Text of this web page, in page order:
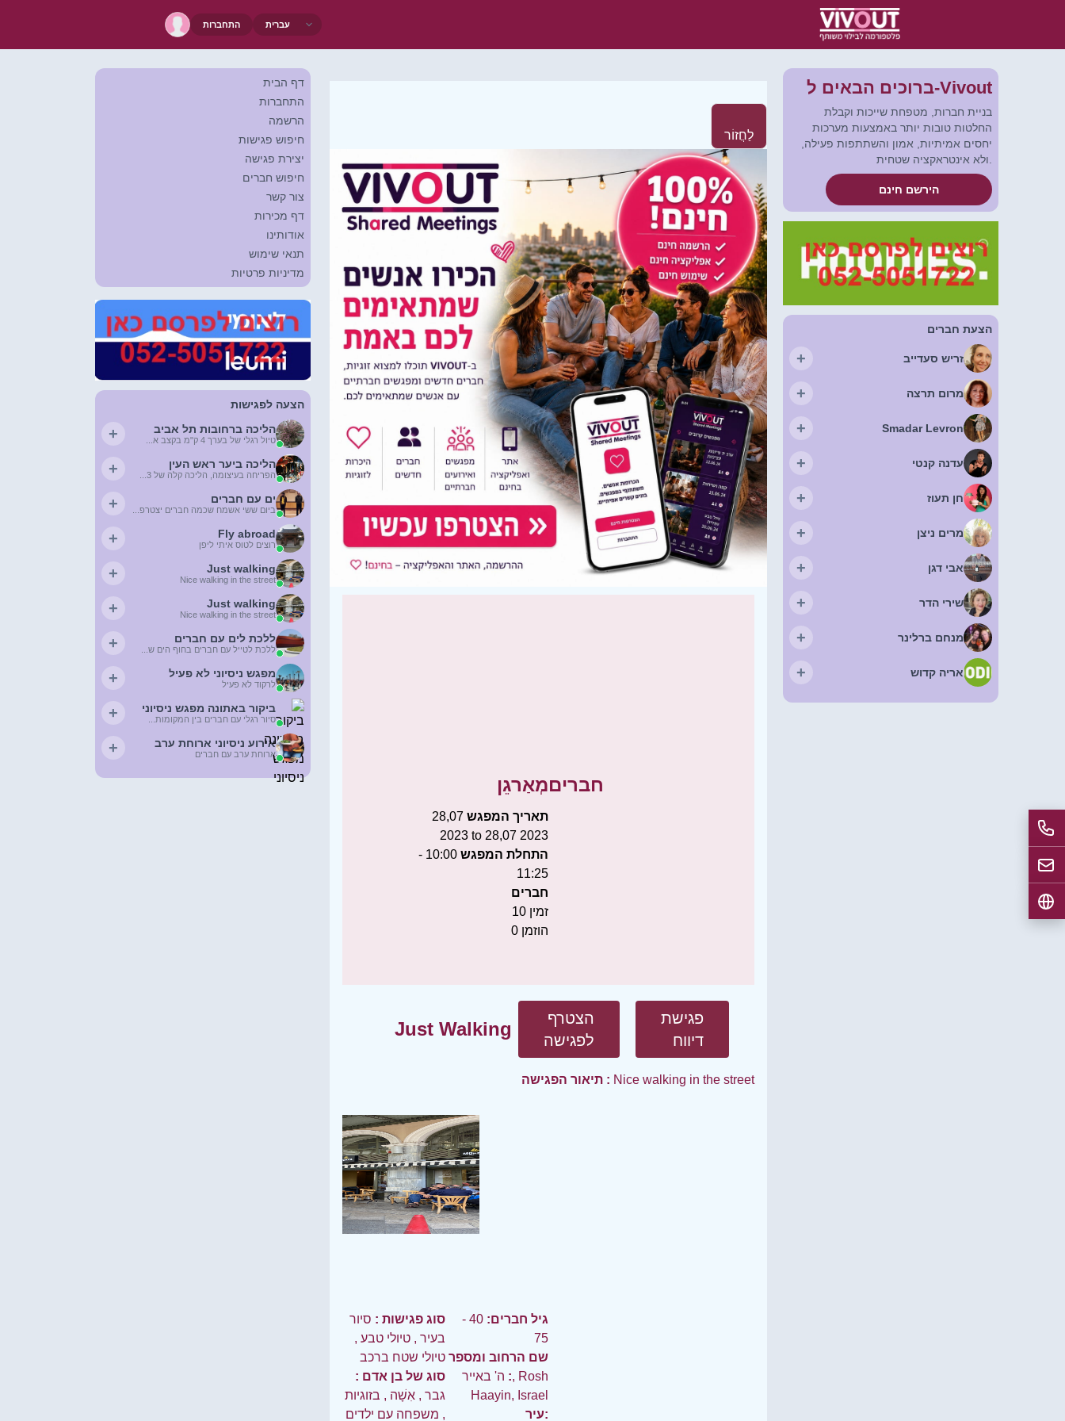
התחברות
דף הבית
התחברות
הרשמה
חיפוש פגישות
יצירת פגישה
חיפוש חברים
צור קשר
דף מכירות
אודותינו
תנאי שימוש
מדיניות פרטיות
הצעה לפגישות
הליכה ברחובות תל אביב
טיול רגלי של בערך 4 ק"מ בקצב א... +
הליכה ביער ראש העין
הפריחה בעיצומה, הליכה קלה של 3... +
ים עם חברים
ביום ששי אשמח שכמה חברים יצטרפ... +
Fly abroad
רוצים לטוס איתי ליפן +
Just walking
Nice walking in the street
+
Just walking
Nice walking in the street
+
ללכת לים עם חברים
ללכת לטייל עם חברים בחוף הים ש... +
מפגש ניסיוני לא פעיל
לרקוד לא פעיל +
ביקור באתונה מפגש ניסיוני
סיור רגלי עם חברים בין המקומות... +
אירוע ניסיוני ארוחת ערב
ארוחת ערב עם חברים +
לַחֲזוֹר
מְאַרגֵן
תאריך המפגש 28,07
2023 to 28,07 2023
התחלת המפגש
10:00 -
11:25
חברים
10 זמין
0 הוזמן
חברים
Just Walking
הצטרף
לפגישה
פגישת
דיווח
תיאור הפגישה : Nice walking in the street
סוג פגישות : סיור
בעיר , טיולי טבע ,
טיולי שטח ברכב
סוג של בן אדם :
גבר , אִשָׁה , בזוגיות
, משפחה עם ילדים
גיל חברים:
40 -
75
שם הרחוב ומספר
: ה' באייר, Rosh
Haayin, Israel
עיר:
ברוכים הבאים ל-Vivout
בניית חברות, מטפחת שייכות וקבלת
החלטות טובות יותר באמצעות מערכות
יחסים אמיתיות, אמון והשתתפות פעילה,
הירשם חינם
הצעת חברים
זריש סעדייב +
מרום תרצה +
Smadar Levron
+
עדנה קנטי +
חן תעוז +
מרים ניצן +
אבי דגן +
שירי הדר +
מנחם ברלינר +
אריה קדוש +